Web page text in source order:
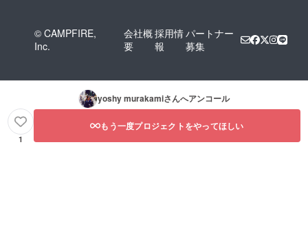
© CAMPFIRE,
Inc.
会社概
要
採用情
報
パートナー
募集
yoshy murakamiさんへアンコール
1
もう一度プロジェクトをやってほしい